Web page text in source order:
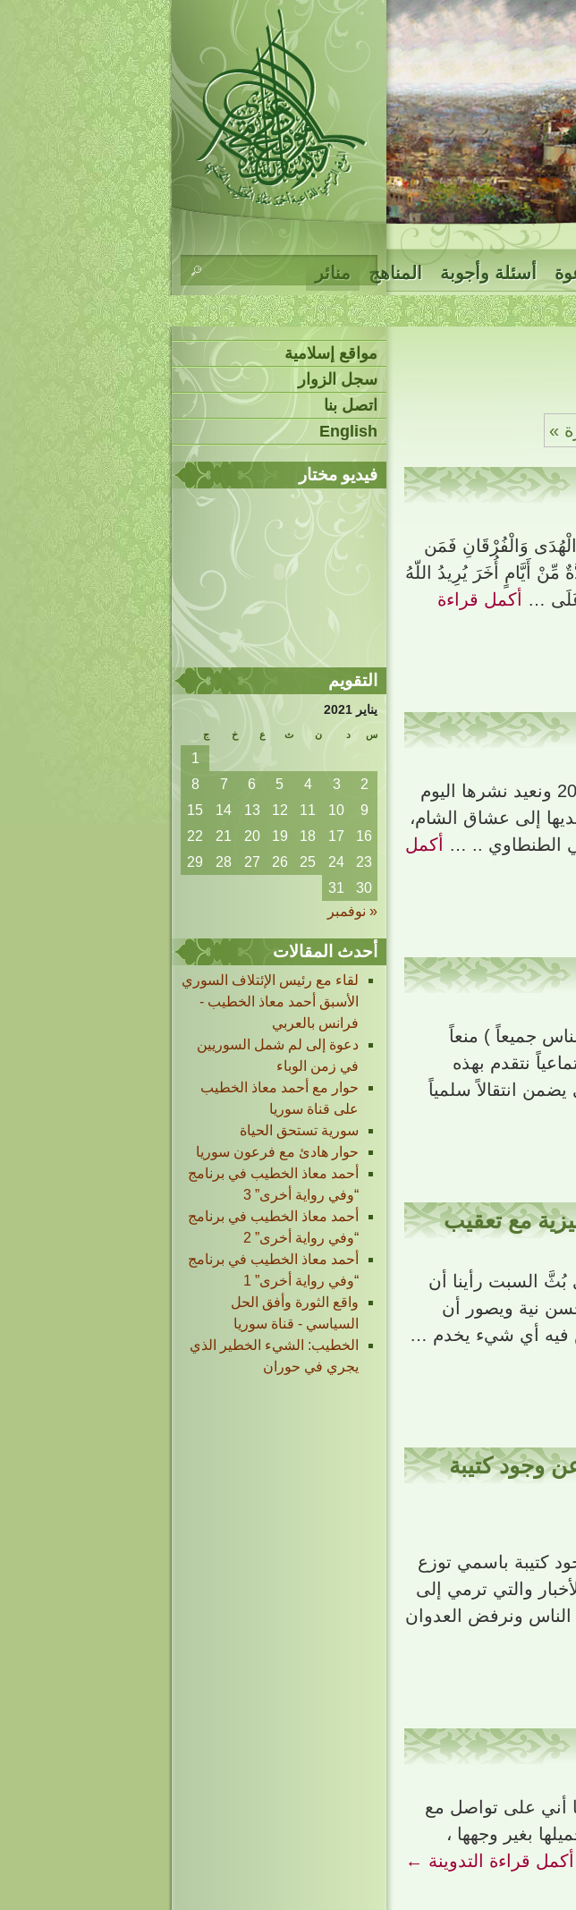
أسئلة وأجوبة المناهج
منائر
»
وَالْفُرْقَانِ فَمَن
أَيَّامٍ أُخَرَ يُرِيدُ اللّهُ
عَلَى …
أكمل قراءة
كتبها أحمد معاذ الخطيب في الأول من نيسان أبريل سنة 2007 ونعيد نشرها اليوم
إلى عشاق الشام،
الطنطاوي .. …
أكمل
جميعاً ) منعاً
نتقدم بهذه
يضمن انتقالاً سلمياً
مع تعقيب
بُثَّ السبت رأينا أن
نية ويصور أن
فيه أي شيء يخدم …
وجود كتيبة
كتيبة باسمي توزع
والتي ترمي إلى
الناس ونرفض العدوان
أني على تواصل مع
بغير وجهها ،
أكمل قراءة التدوينة ←
مواقع إسلامية
سجل الزوار
اتصل بنا
English
فيديو مختار
التقويم
يناير 2021
س د ن ث ع خ ج
« نوفمبر
1
2
3
4
5
6
7
8
9
10
11
12
13
14
15
16
17
18
19
20
21
22
23
24
25
26
27
28
29
30
31
أحدث المقالات
لقاء مع رئيس الإئتلاف السوري
الأسبق أحمد معاذ الخطيب -
فرانس بالعربي
دعوة إلى لم شمل السوريين
في زمن الوباء
حوار مع أحمد معاذ الخطيب
على قناة سوريا
سورية تستحق الحياة
حوار هادئ مع فرعون سوريا
أحمد معاذ الخطيب في برنامج
“وفي رواية أخرى” 3
أحمد معاذ الخطيب في برنامج
“وفي رواية أخرى” 2
أحمد معاذ الخطيب في برنامج
“وفي رواية أخرى” 1
واقع الثورة وأفق الحل
السياسي - قناة سوريا
الخطيب: الشيء الخطير الذي
يجري في حوران